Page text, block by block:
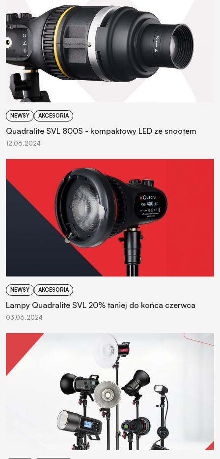
NEWSY AKCESORIA
Quadralite SVL 800S - kompaktowy LED ze snootem
12.06.2024
NEWSY AKCESORIA
Lampy Quadralite SVL 20% taniej do końca czerwca
03.06.2024